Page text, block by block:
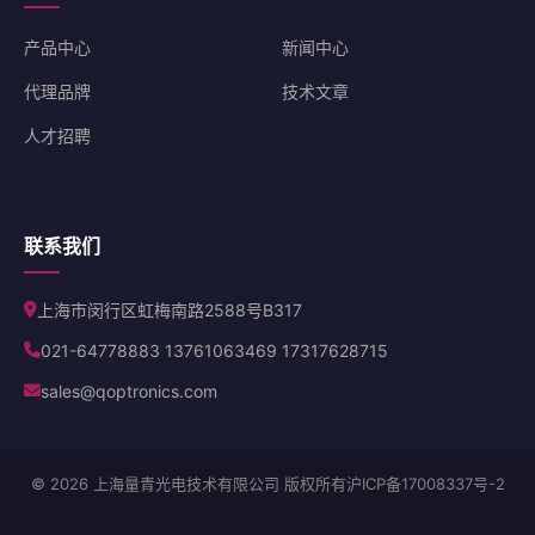
产品中心 新闻中心
代理品牌 技术文章
人才招聘
联系我们
上海市闵行区虹梅南路2588号B317
021-64778883 13761063469 17317628715
sales@qoptronics.com
© 2026 上海量青光电技术有限公司 版权所有沪ICP备17008337号-2